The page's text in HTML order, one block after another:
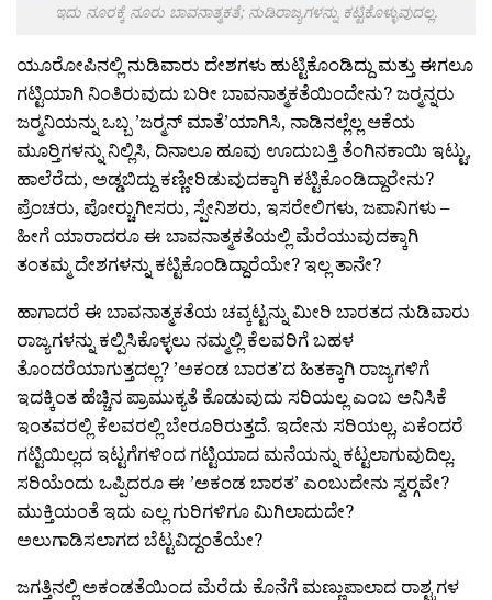
ಇದು ನೂರಕ್ಕೆ ನೂರು ಬಾವನಾತ್ಮಕತೆ; ನುಡಿರಾಜ್ಯಗಳನ್ನು ಕಟ್ಟಿಕೊಳ್ಳುವುದಲ್ಲ.
ಯೂರೋಪಿನಲ್ಲಿ ನುಡಿವಾರು ದೇಶಗಳು ಹುಟ್ಟಿಕೊಂಡಿದ್ದು ಮತ್ತು ಈಗಲೂ
ಗಟ್ಟಿಯಾಗಿ ನಿಂತಿರುವುದು ಬರೀ ಬಾವನಾತ್ಮಕತೆಯಿಂದೇನು? ಜರ‍್ಮನ್ನರು
ಜರ‍್ಮನಿಯನ್ನು ಒಬ್ಬ ’ಜರ‍್ಮನ್ ಮಾತೆ’ಯಾಗಿಸಿ, ನಾಡಿನಲ್ಲೆಲ್ಲ ಆಕೆಯ
ಮೂರ‍್ತಿಗಳನ್ನು ನಿಲ್ಲಿಸಿ, ದಿನಾಲೂ ಹೂವು ಊದುಬತ್ತಿ ತೆಂಗಿನಕಾಯಿ ಇಟ್ಟು,
ಹಾಲೆರೆದು, ಅಡ್ಡಬಿದ್ದು ಕಣ್ಣೀರಿಡುವುದಕ್ಕಾಗಿ ಕಟ್ಟಿಕೊಂಡಿದ್ದಾರೇನು?
ಪ್ರೆಂಚರು, ಪೋರ‍್ಚುಗೀಸರು, ಸ್ಪೇನಿಶರು, ಇಸರೇಲಿಗಳು, ಜಪಾನಿಗಳು –
ಹೀಗೆ ಯಾರಾದರೂ ಈ ಬಾವನಾತ್ಮಕತೆಯಲ್ಲಿ ಮೆರೆಯುವುದಕ್ಕಾಗಿ
ತಂತಮ್ಮ ದೇಶಗಳನ್ನು ಕಟ್ಟಿಕೊಂಡಿದ್ದಾರೆಯೇ? ಇಲ್ಲ ತಾನೇ?
ಹಾಗಾದರೆ ಈ ಬಾವನಾತ್ಮಕತೆಯ ಚವ್ಕಟ್ಟನ್ನು ಮೀರಿ ಬಾರತದ ನುಡಿವಾರು
ರಾಜ್ಯಗಳನ್ನು ಕಲ್ಪಿಸಿಕೊಳ್ಳಲು ನಮ್ಮಲ್ಲಿ ಕೆಲವರಿಗೆ ಬಹಳ
ತೊಂದರೆಯಾಗುತ್ತದಲ್ಲ? ’ಅಕಂಡ ಬಾರತ’ದ ಹಿತಕ್ಕಾಗಿ ರಾಜ್ಯಗಳಿಗೆ
ಇದಕ್ಕಿಂತ ಹೆಚ್ಚಿನ ಪ್ರಾಮುಕ್ಯತೆ ಕೊಡುವುದು ಸರಿಯಲ್ಲ ಎಂಬ ಅನಿಸಿಕೆ
ಇಂತವರಲ್ಲಿ ಕೆಲವರಲ್ಲಿ ಬೇರೂರಿರುತ್ತದೆ. ಇದೇನು ಸರಿಯಲ್ಲ, ಏಕೆಂದರೆ
ಗಟ್ಟಿಯಿಲ್ಲದ ಇಟ್ಟಗೆಗಳಿಂದ ಗಟ್ಟಿಯಾದ ಮನೆಯನ್ನು ಕಟ್ಟಲಾಗುವುದಿಲ್ಲ.
ಸರಿಯೆಂದು ಒಪ್ಪಿದರೂ ಈ ’ಅಕಂಡ ಬಾರತ’ ಎಂಬುದೇನು ಸ್ವರ‍್ಗವೇ?
ಮುಕ್ತಿಯಂತೆ ಇದು ಎಲ್ಲ ಗುರಿಗಳಿಗೂ ಮಿಗಿಲಾದುದೇ?
ಅಲುಗಾಡಿಸಲಾಗದ ಬೆಟ್ಟವಿದ್ದಂತೆಯೇ?
ಜಗತ್ತಿನಲ್ಲಿ ಅಕಂಡತೆಯಿಂದ ಮೆರೆದು ಕೊನೆಗೆ ಮಣ್ಣುಪಾಲಾದ ರಾಶ್ಟ್ರಗಳ